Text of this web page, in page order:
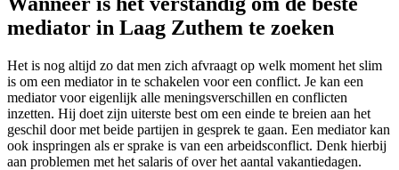
mediator in Laag Zuthem te zoeken
Het is nog altijd zo dat men zich afvraagt op welk moment het slim
is om een mediator in te schakelen voor een conflict. Je kan een
mediator voor eigenlijk alle meningsverschillen en conflicten
inzetten. Hij doet zijn uiterste best om een einde te breien aan het
geschil door met beide partijen in gesprek te gaan. Een mediator kan
ook inspringen als er sprake is van een arbeidsconflict. Denk hierbij
aan problemen met het salaris of over het aantal vakantiedagen.